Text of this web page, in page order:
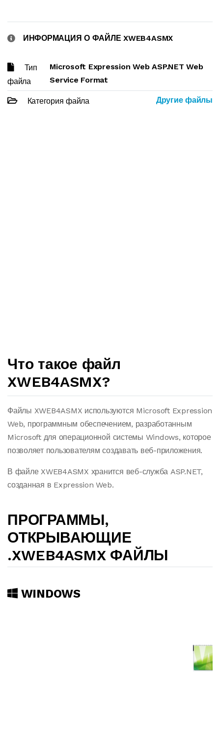
ИНФОРМАЦИЯ О ФАЙЛЕ XWEB4ASMX
Тип
файла
Microsoft Expression Web ASP.NET Web
Service Format
Категория файла Другие файлы
Что такое файл
XWEB4ASMX?
Файлы XWEB4ASMX используются Microsoft Expression
Web, программным обеспечением, разработанным
Microsoft для операционной системы Windows, которое
позволяет пользователям создавать веб-приложения.
В файле XWEB4ASMX хранится веб-служба ASP.NET,
созданная в Expression Web.
ПРОГРАММЫ,
ОТКРЫВАЮЩИЕ
.XWEB4ASMX ФАЙЛЫ
WINDOWS